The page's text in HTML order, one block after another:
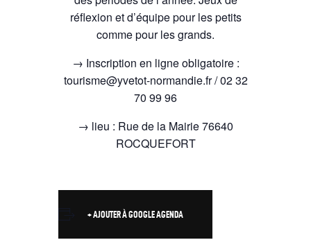
réflexion et d’équipe pour les petits
comme pour les grands.
→ Inscription en ligne obligatoire :
tourisme@yvetot-normandie.fr / 02 32
70 99 96
→ lieu : Rue de la Mairie 76640
ROCQUEFORT
+ AJOUTER À GOOGLE AGENDA